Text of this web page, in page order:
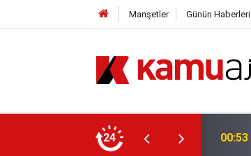
Manşetler Günün Haberleri
24
İçin Ek Sınav Müjdesi 00:11